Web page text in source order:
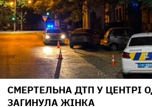
СМЕРТЕЛЬНА ДТП У ЦЕНТРІ
ЗАГИНУЛА ЖІНКА